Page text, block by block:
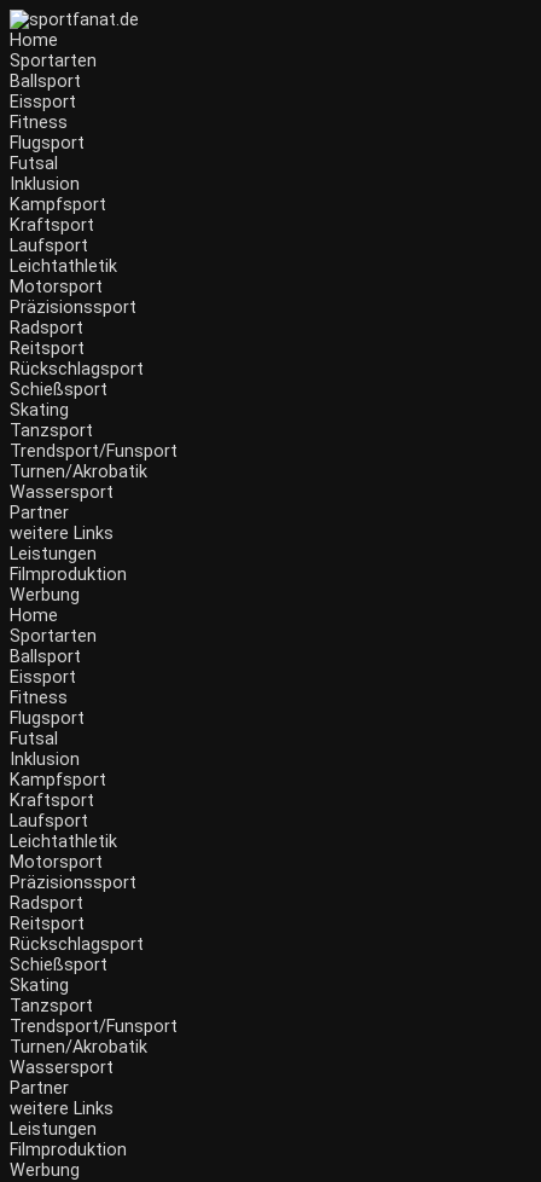
Home
Sportarten
Ballsport
Eissport
Fitness
Flugsport
Futsal
Inklusion
Kampfsport
Kraftsport
Laufsport
Leichtathletik
Motorsport
Präzisionssport
Radsport
Reitsport
Rückschlagsport
Schießsport
Skating
Tanzsport
Trendsport/Funsport
Turnen/Akrobatik
Wassersport
Partner
weitere Links
Leistungen
Filmproduktion
Werbung
Home
Sportarten
Ballsport
Eissport
Fitness
Flugsport
Futsal
Inklusion
Kampfsport
Kraftsport
Laufsport
Leichtathletik
Motorsport
Präzisionssport
Radsport
Reitsport
Rückschlagsport
Schießsport
Skating
Tanzsport
Trendsport/Funsport
Turnen/Akrobatik
Wassersport
Partner
weitere Links
Leistungen
Filmproduktion
Werbung